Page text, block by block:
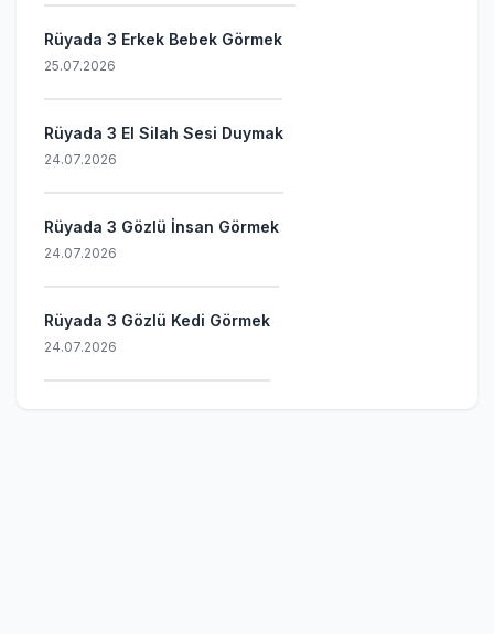
Rüyada 3 Erkek Bebek Görmek
25.07.2026
Rüyada 3 El Silah Sesi Duymak
24.07.2026
Rüyada 3 Gözlü İnsan Görmek
24.07.2026
Rüyada 3 Gözlü Kedi Görmek
24.07.2026